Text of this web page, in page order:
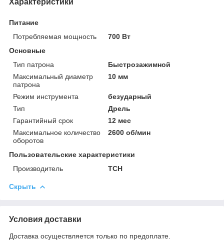
Питание
Потребляемая мощность
700 Вт
Основные
Тип патрона
Быстрозажимной
Максимальный диаметр
патрона
10 мм
Режим инструмента
безударный
Тип
Дрель
Гарантийный срок
12 мес
Максимальное количество
оборотов
2600 об/мин
Пользовательские характеристики
Производитель
TCH
Скрыть
Условия доставки
Доставка осуществляется только по предоплате.